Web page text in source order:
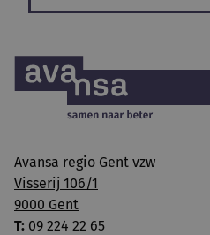
Avansa regio Gent vzw
Visserij 106/1
9000 Gent
T: 09 224 22 65